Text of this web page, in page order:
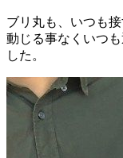
ブリ丸も、いつも
動じる事なくいつ
した。